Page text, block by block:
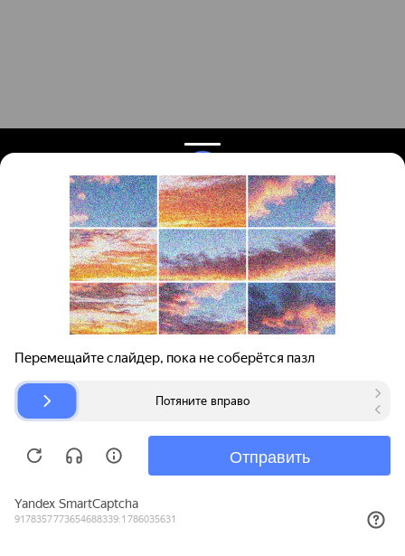
Поиск запчастей
Для автокомпаний
Авторазборки
О проекте
Помощь
Карта сайта
© bibinet.ru - система поиска запчастей,
Copyright 2010-2026 Все права защищены